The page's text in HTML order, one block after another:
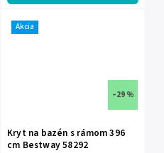
Akcia
–29 %
Kryt na bazén s rámom 396
cm Bestway 58292